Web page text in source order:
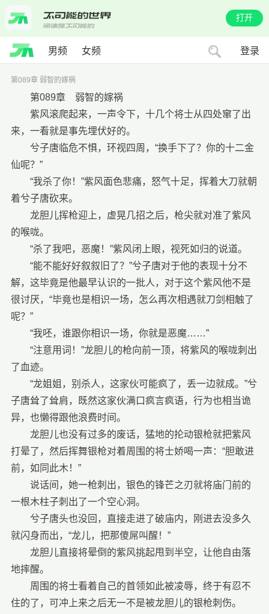
打开
男频 女频 登录
第089章 弱智的嫁祸
第089章 弱智的嫁祸
紫风滚爬起来，一声令下，十几个将士从四处窜了出
来，一看就是事先埋伏好的。
兮子唐临危不惧，环视四周，“换手下了？你的十二金
仙呢？”
“我杀了你！”紫风面色悲痛，怒气十足，挥着大刀就朝
着兮子唐砍来。
龙胆儿挥枪迎上，虚晃几招之后，枪尖就对准了紫风
的喉咙。
“杀了我吧，恶魔！”紫风闭上眼，视死如归的说道。
“能不能好好叙叙旧了？”兮子唐对于他的表现十分不
解，这毕竟是他最早认识的一批人，对于这个紫风他不是
很讨厌，“毕竟也是相识一场，怎么再次相遇就刀剑相触了
呢？”
“我呸，谁跟你相识一场，你就是恶魔……”
“注意用词！”龙胆儿的枪向前一顶，将紫风的喉咙刺出
了血迹。
“龙姐姐，别杀人，这家伙可能疯了，丢一边就成。”兮
子唐耸了耸肩，既然这家伙满口疯言疯语，行为也相当诡
异，也懒得跟他浪费时间。
龙胆儿也没有过多的废话，猛地的抡动银枪就把紫风
打晕了，然后挥舞银枪对着周围的将士娇喝一声：“胆敢进
前，如同此木！”
说话间，她一枪刺出，银色的锋芒之刃就将庙门前的
一根木柱子刺出了一个空心洞。
兮子唐头也没回，直接走进了破庙内，刚进去没多久
就闪身而出，“龙儿，把那傻屌叫醒！”
龙胆儿直接将晕倒的紫风挑起甩到半空，让他自由落
地摔醒。
周围的将士看着自己的首领如此被凌辱，终于有忍不
住的了，可冲上来之后无一不是被龙胆儿的银枪刺伤。